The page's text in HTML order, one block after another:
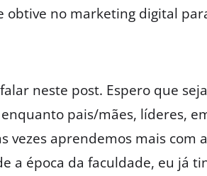
obtive no marketing digital
neste post. Espero que
pais/mães, líderes,
vezes aprendemos mais
a época da faculdade, eu já